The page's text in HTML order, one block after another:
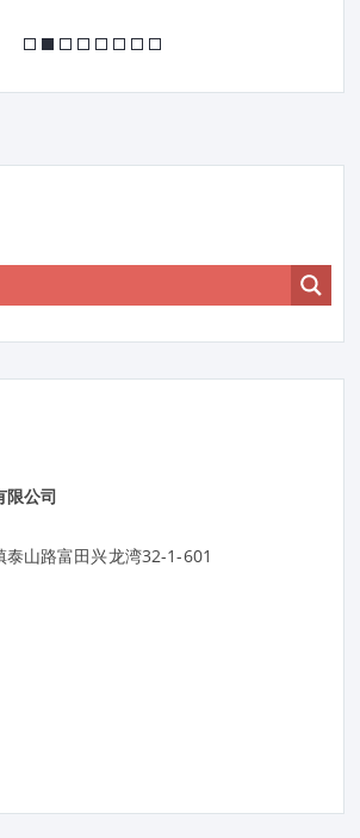
限公司
山路富田兴龙湾32-1-601